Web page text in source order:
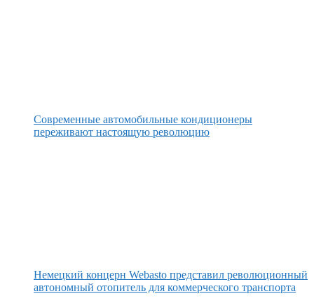
Современные автомобильные кондиционеры
переживают настоящую революцию
Немецкий концерн Webasto представил революционный
автономный отопитель для коммерческого транспорта